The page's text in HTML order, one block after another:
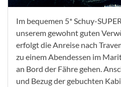
Im bequemen 5* Schuy-
unserem gewohnt guten
erfolgt die Anreise nach
zu einem Abendessen im
an Bord der Fähre gehen.
und Bezug der gebuchten